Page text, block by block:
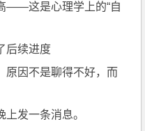
——这是心理学上的“自
后续进度
原因不是聊得不好，而
发一条消息。